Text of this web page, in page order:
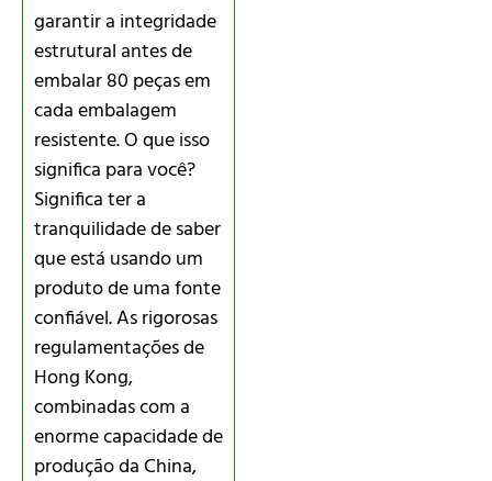
garantir a integridade
estrutural antes de
embalar 80 peças em
cada embalagem
resistente. O que isso
significa para você?
Significa ter a
tranquilidade de saber
que está usando um
produto de uma fonte
confiável. As rigorosas
regulamentações de
Hong Kong,
combinadas com a
enorme capacidade de
produção da China,